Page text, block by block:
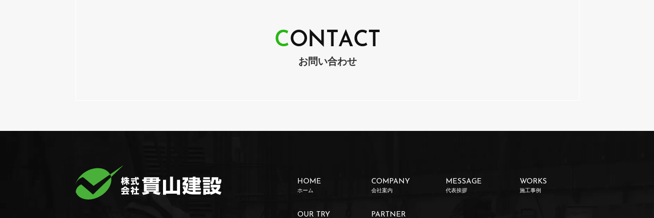
CON T AC T
お問い合わせ
HOME
ホーム
COMPANY
会社案内
MESSAGE
代表挨拶
WORKS
施工事例
OUR TRY PARTNER